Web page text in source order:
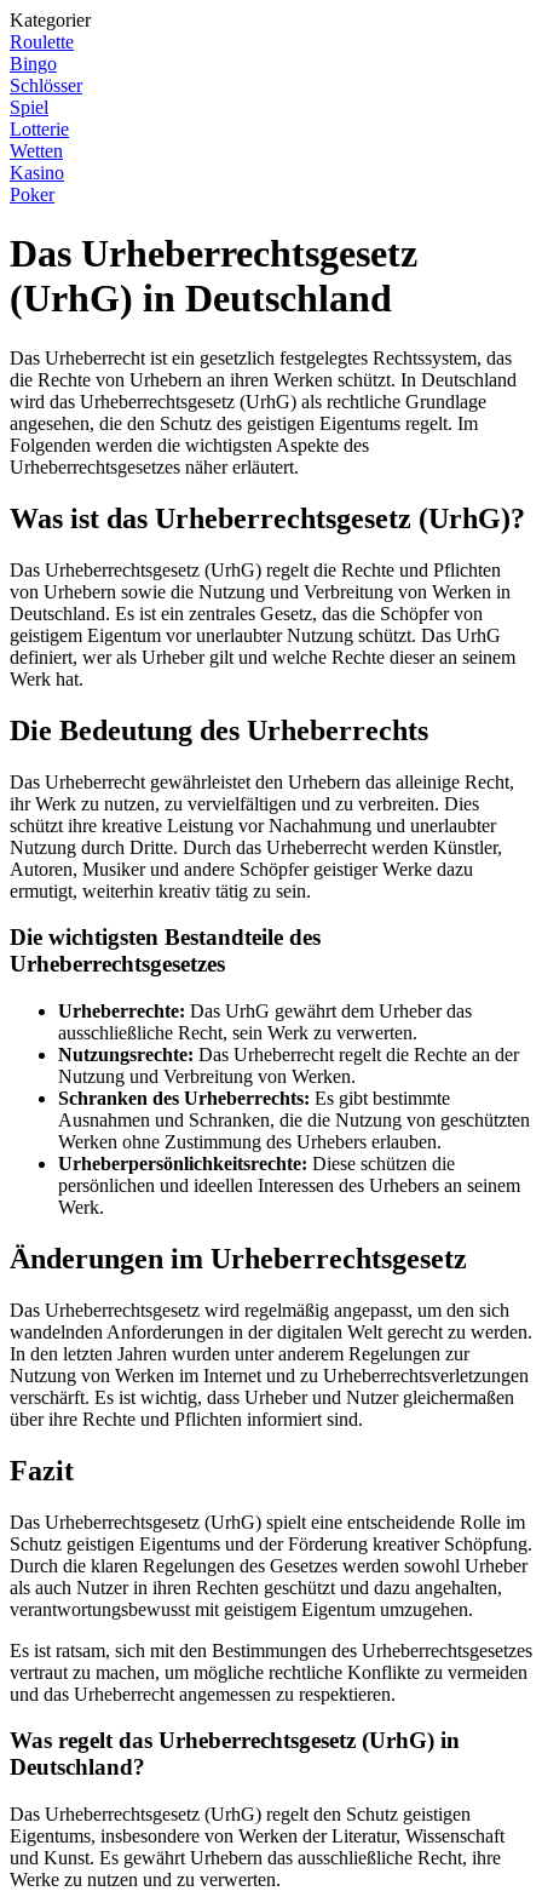
Kategorier
Roulette
Bingo
Schlösser
Spiel
Lotterie
Wetten
Kasino
Poker
Das Urheberrechtsgesetz
(UrhG) in Deutschland
Das Urheberrecht ist ein gesetzlich festgelegtes Rechtssystem, das
die Rechte von Urhebern an ihren Werken schützt. In Deutschland
wird das Urheberrechtsgesetz (UrhG) als rechtliche Grundlage
angesehen, die den Schutz des geistigen Eigentums regelt. Im
Folgenden werden die wichtigsten Aspekte des
Urheberrechtsgesetzes näher erläutert.
Was ist das Urheberrechtsgesetz (UrhG)?
Das Urheberrechtsgesetz (UrhG) regelt die Rechte und Pflichten
von Urhebern sowie die Nutzung und Verbreitung von Werken in
Deutschland. Es ist ein zentrales Gesetz, das die Schöpfer von
geistigem Eigentum vor unerlaubter Nutzung schützt. Das UrhG
definiert, wer als Urheber gilt und welche Rechte dieser an seinem
Werk hat.
Die Bedeutung des Urheberrechts
Das Urheberrecht gewährleistet den Urhebern das alleinige Recht,
ihr Werk zu nutzen, zu vervielfältigen und zu verbreiten. Dies
schützt ihre kreative Leistung vor Nachahmung und unerlaubter
Nutzung durch Dritte. Durch das Urheberrecht werden Künstler,
Autoren, Musiker und andere Schöpfer geistiger Werke dazu
ermutigt, weiterhin kreativ tätig zu sein.
Die wichtigsten Bestandteile des
Urheberrechtsgesetzes
Urheberrechte: Das UrhG gewährt dem Urheber das
ausschließliche Recht, sein Werk zu verwerten.
Nutzungsrechte: Das Urheberrecht regelt die Rechte an der
Nutzung und Verbreitung von Werken.
Schranken des Urheberrechts: Es gibt bestimmte
Ausnahmen und Schranken, die die Nutzung von geschützten
Werken ohne Zustimmung des Urhebers erlauben.
Urheberpersönlichkeitsrechte: Diese schützen die
persönlichen und ideellen Interessen des Urhebers an seinem
Werk.
Änderungen im Urheberrechtsgesetz
Das Urheberrechtsgesetz wird regelmäßig angepasst, um den sich
wandelnden Anforderungen in der digitalen Welt gerecht zu werden.
In den letzten Jahren wurden unter anderem Regelungen zur
Nutzung von Werken im Internet und zu Urheberrechtsverletzungen
verschärft. Es ist wichtig, dass Urheber und Nutzer gleichermaßen
über ihre Rechte und Pflichten informiert sind.
Fazit
Das Urheberrechtsgesetz (UrhG) spielt eine entscheidende Rolle im
Schutz geistigen Eigentums und der Förderung kreativer Schöpfung.
Durch die klaren Regelungen des Gesetzes werden sowohl Urheber
als auch Nutzer in ihren Rechten geschützt und dazu angehalten,
verantwortungsbewusst mit geistigem Eigentum umzugehen.
Es ist ratsam, sich mit den Bestimmungen des Urheberrechtsgesetzes
vertraut zu machen, um mögliche rechtliche Konflikte zu vermeiden
und das Urheberrecht angemessen zu respektieren.
Was regelt das Urheberrechtsgesetz (UrhG) in
Deutschland?
Das Urheberrechtsgesetz (UrhG) regelt den Schutz geistigen
Eigentums, insbesondere von Werken der Literatur, Wissenschaft
und Kunst. Es gewährt Urhebern das ausschließliche Recht, ihre
Werke zu nutzen und zu verwerten.